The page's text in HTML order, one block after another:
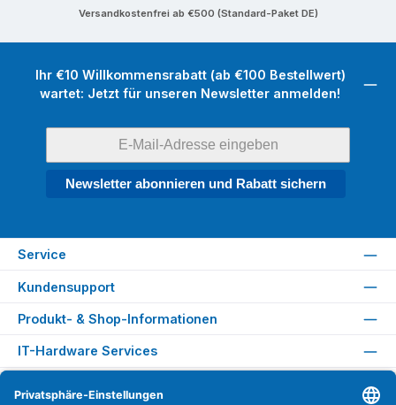
Versandkostenfrei ab €500 (Standard-Paket DE)
Ihr €10 Willkommensrabatt (ab €100 Bestellwert)
wartet: Jetzt für unseren Newsletter anmelden!
Newsletter abonnieren und Rabatt sichern
Service
Kundensupport
Produkt- & Shop-Informationen
IT-Hardware Services